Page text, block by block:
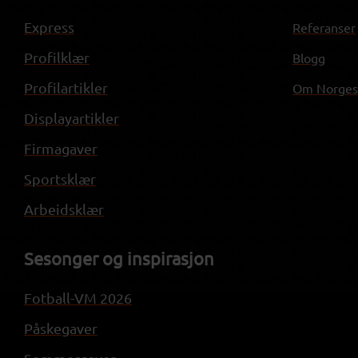
Express
Profilklær
Profilartikler
Displayartikler
Firmagaver
Sportsklær
Arbeidsklær
Sesonger og inspirasjon
Fotball-VM 2026
Påskegaver
Referanser
Blogg
Om